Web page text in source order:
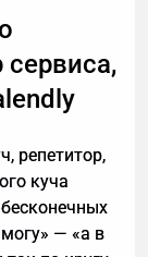
то я
сервиса,
репетитор,
куча
— «а в